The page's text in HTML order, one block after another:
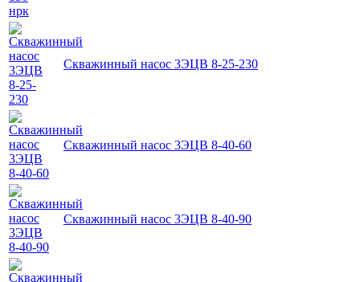
Скважинный насос 3ЭЦВ 8-25-230
Скважинный насос 3ЭЦВ 8-40-60
Скважинный насос 3ЭЦВ 8-40-90